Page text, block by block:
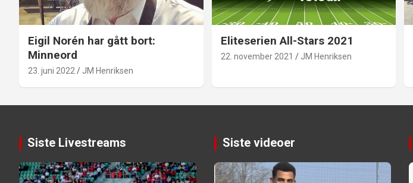
Eigil Norén har gått bort:
Minneord
23. juni 2022 JM Henriksen
Eliteserien All-Stars 2021
22. november 2021 JM Henriksen
Siste Livestreams Siste videoer